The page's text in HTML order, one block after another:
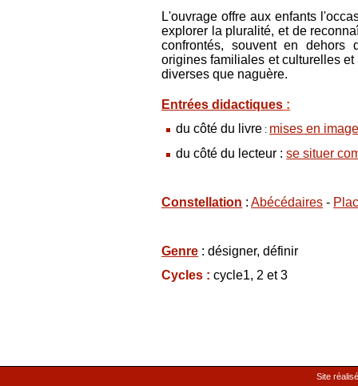
L'ouvrage offre aux enfants
explorer la pluralité, et de
confrontés, souvent en dehors
origines familiales et culturelles
diverses que naguère.
Entrées didactiques :
du côté du livre : mises en
du côté du lecteur :se situer
Constellation :Abécédaires -
Genre : désigner, définir
Cycles : cycle1, 2 et 3
Site